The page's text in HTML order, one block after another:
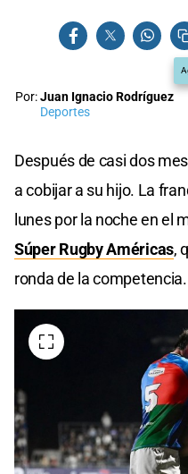
Por:Juan Ignacio Rodríguez
Deportes
Después de casi dos
a cobijar a su hijo. La
lunes por la noche en el
Súper Rugby Américas,
ronda de la competencia.